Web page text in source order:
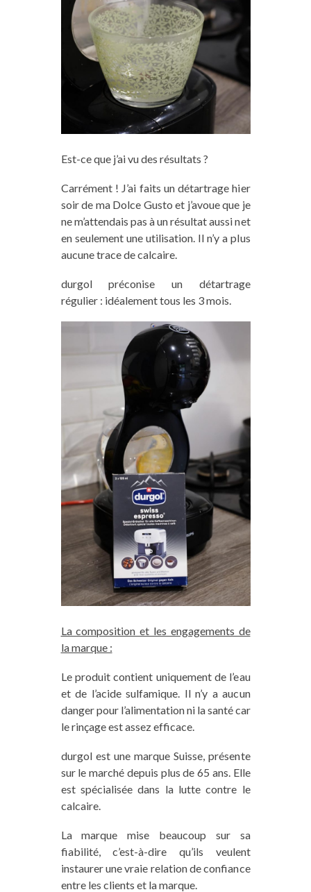
Est-ce que j’ai vu des résultats ?
Carrément ! J’ai faits un détartrage hier
soir de ma Dolce Gusto et j’avoue que je
ne m’attendais pas à un résultat aussi net
en seulement une utilisation. Il n’y a plus
aucune trace de calcaire.
durgol préconise un détartrage
régulier : idéalement tous les 3 mois.
La composition et les engagements de
la marque :
Le produit contient uniquement de l’eau
et de l’acide sulfamique. Il n’y a aucun
danger pour l’alimentation ni la santé car
le rinçage est assez efficace.
durgol est une marque Suisse, présente
sur le marché depuis plus de 65 ans. Elle
est spécialisée dans la lutte contre le
calcaire.
La marque mise beaucoup sur sa
fiabilité, c’est-à-dire qu’ils veulent
instaurer une vraie relation de confiance
entre les clients et la marque.